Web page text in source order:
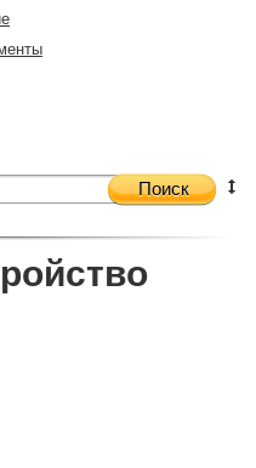
Поиск